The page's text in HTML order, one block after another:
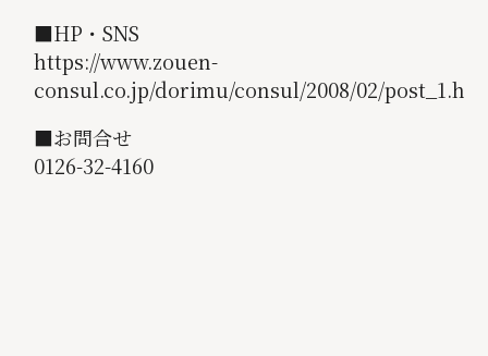
■HP・SNS
https://www.zouen-
consul.co.jp/dorimu/consul/2008/02/
■お問合せ
0126-32-4160